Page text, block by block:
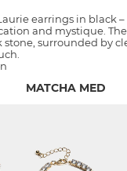
earrings in black
and mystique.
surrounded by
MATCHA MED